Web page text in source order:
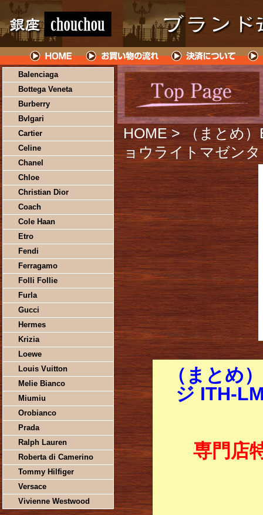
Balenciaga
Bottega Veneta
Burberry
Bvlgari
Cartier
Celine
Chanel
Chloe
Christian Dior
Coach
Cole Haan
Etro
Fendi
Ferragamo
Folli Follie
Furla
Gucci
Hermes
Krizia
Loewe
Louis Vuitton
Melie Bianco
Miumiu
Orobianco
Prada
Ralph Lauren
Roberta di Camerino
Tommy Hilfiger
Versace
Vivienne Westwood
HOME > （まとめ
ョウライトマゼン
（まとめ
ジ ITH-
専門店